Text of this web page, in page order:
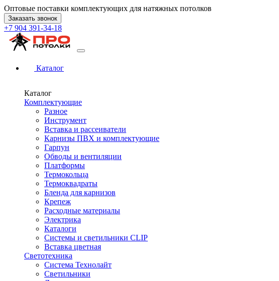
Оптовые поставки комплектующих для натяжных потолков
Заказать звонок
+7 904 391-34-18
Каталог
Каталог
Комплектующие
Разное
Инструмент
Вставка и рассеиватели
Карнизы ПВХ и комплектующие
Гарпун
Обводы и вентиляции
Платформы
Термокольца
Термоквадраты
Бленда для карнизов
Крепеж
Расходные материалы
Электрика
Каталоги
Системы и светильники CLIP
Вставка цветная
Светотехника
Система Технолайт
Светильники